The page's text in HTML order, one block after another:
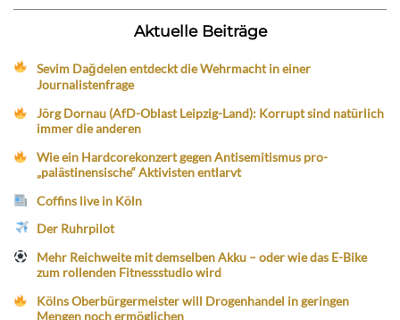
Aktuelle Beiträge
Sevim Dağdelen entdeckt die Wehrmacht in einer
Journalistenfrage
Jörg Dornau (AfD-Oblast Leipzig-Land): Korrupt sind natürlich
immer die anderen
Wie ein Hardcorekonzert gegen Antisemitismus pro-
„palästinensische“ Aktivisten entlarvt
Coffins live in Köln
Der Ruhrpilot
Mehr Reichweite mit demselben Akku – oder wie das E-Bike
zum rollenden Fitnessstudio wird
Kölns Oberbürgermeister will Drogenhandel in geringen
Mengen noch ermöglichen